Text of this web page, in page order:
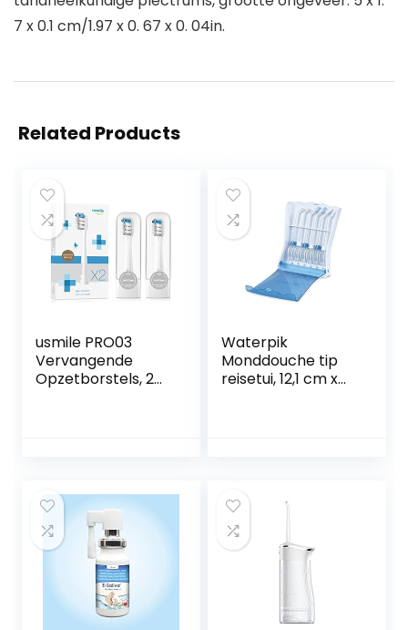
7 x 0.1 cm/1.97 x 0. 67 x 0. 04in.
Related Products
usmile PRO03
Vervangende
Opzetborstels, 2
Waterpik
Monddouche tip
reisetui, 12,1 cm x